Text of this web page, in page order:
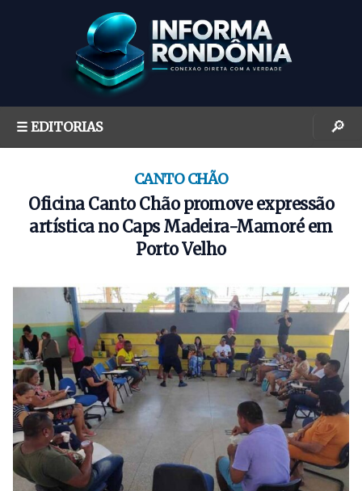
☰ EDITORIAS 🔎
CANTO CHÃO
Oficina Canto Chão promove expressão
artística no Caps Madeira-Mamoré em
Porto Velho